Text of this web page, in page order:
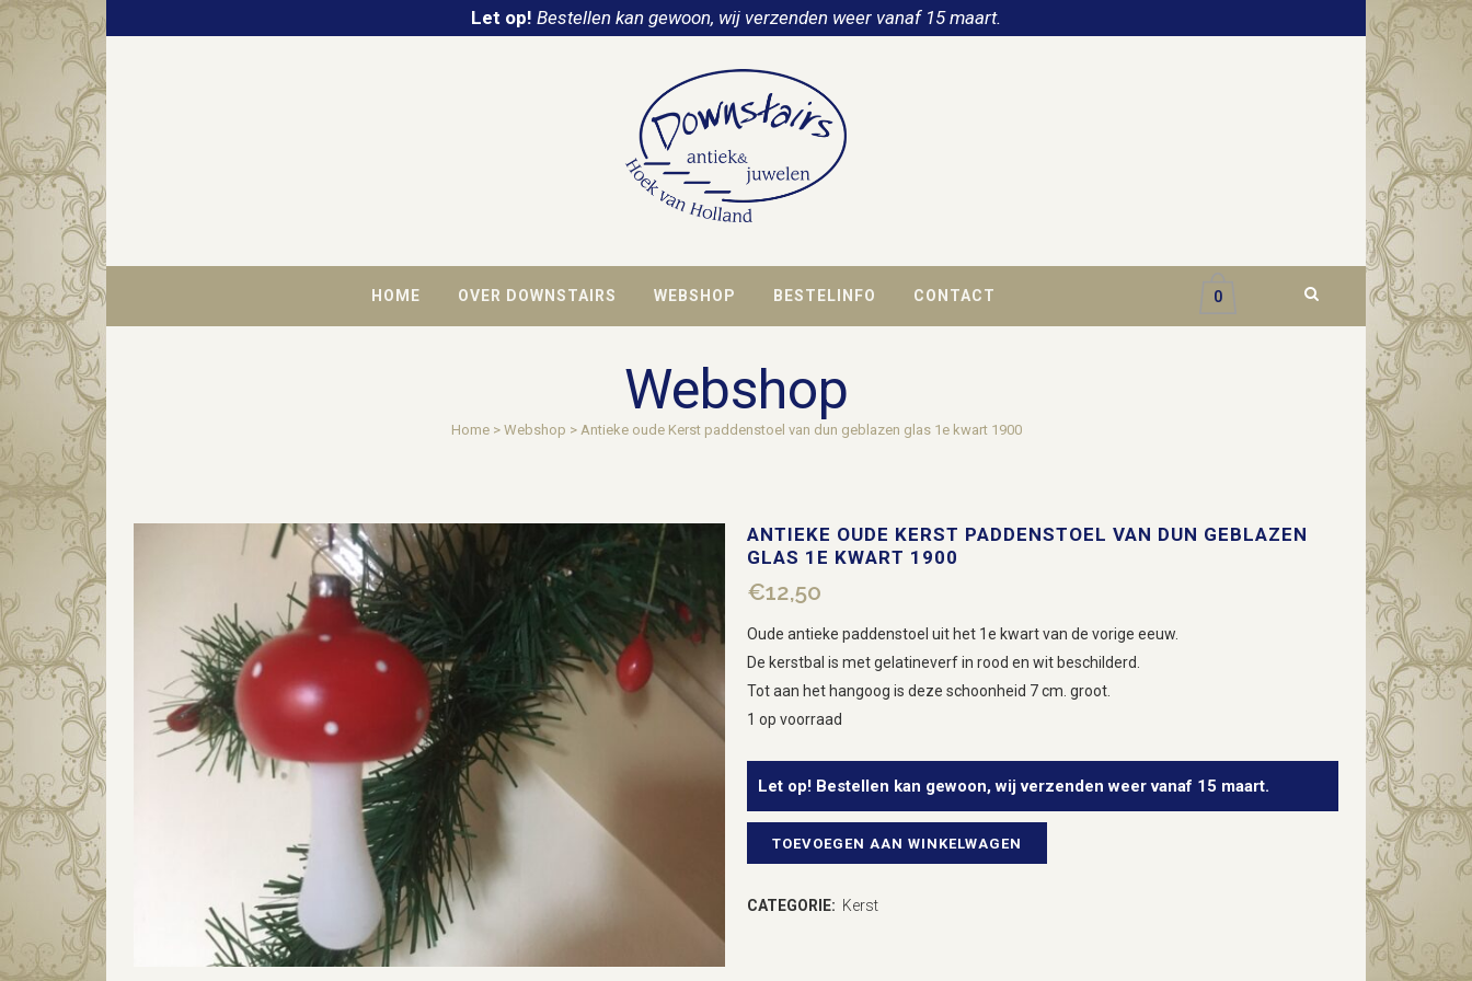
Let op! Bestellen kan gewoon, wij verzenden weer vanaf 15 maart.
HOME OVER DOWNSTAIRS WEBSHOP BESTELINFO CONTACT 0
Webshop
Home> Webshop > Antieke oude Kerst paddenstoel van dun geblazen glas 1e kwart 1900
ANTIEKE OUDE KERST PADDENSTOEL VAN DUN GEBLAZEN
GLAS 1E KWART 1900
€12,50
Oude antieke paddenstoel uit het 1e kwart van de vorige eeuw.
De kerstbal is met gelatineverf in rood en wit beschilderd.
Tot aan het hangoog is deze schoonheid 7 cm. groot.
1 op voorraad
Let op! Bestellen kan gewoon, wij verzenden weer vanaf 15 maart.
Antieke
TOEVOEGEN AAN WINKELWAGEN
CATEGORIE: Kerst